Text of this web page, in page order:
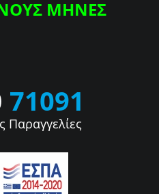
ΜΗΝΕΣ
71091
Παραγγελίες